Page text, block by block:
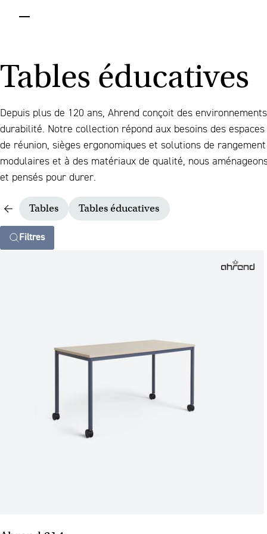
Tables éducatives
Depuis plus de 120 ans, Ahrend conçoit des
durabilité. Notre collection répond aux besoins des
de réunion, sièges ergonomiques et solutions de
modulaires et à des matériaux de qualité, nous
et pensés pour durer.
Tables Tables éducatives
Filtres